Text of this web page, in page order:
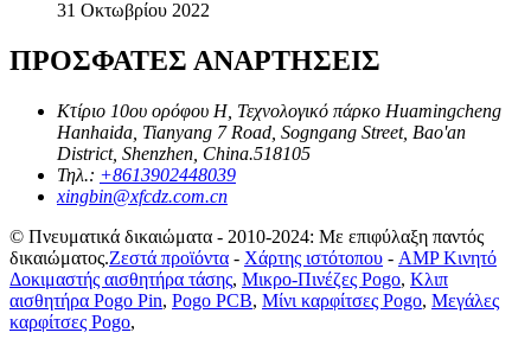
31 Οκτωβρίου 2022
ΠΡΟΣΦΑΤΕΣ ΑΝΑΡΤΗΣΕΙΣ
Κτίριο 10ου ορόφου H, Τεχνολογικό πάρκο Huamingcheng
Hanhaida, Tianyang 7 Road, Sogngang Street, Bao'an
District, Shenzhen, China.518105
Τηλ.: +8613902448039
xingbin@xfcdz.com.cn
© Πνευματικά δικαιώματα - 2010-2024: Με επιφύλαξη παντός
δικαιώματος.Ζεστά προϊόντα - Χάρτης ιστότοπου - AMP Κινητό
Δοκιμαστής αισθητήρα τάσης, Μικρο-Πινέζες Pogo, Κλιπ
αισθητήρα Pogo Pin, Pogo PCB, Μίνι καρφίτσες Pogo, Μεγάλες
καρφίτσες Pogo,